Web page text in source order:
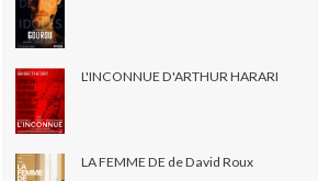
L'INCONNUE D'ARTHUR HARARI
LA FEMME DE de David Roux